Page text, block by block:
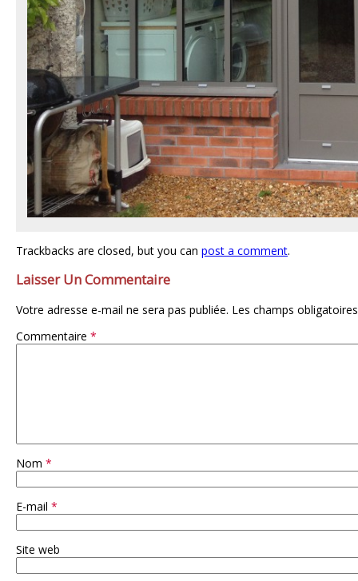
Trackbacks are closed, but you can post a comment.
Laisser Un Commentaire
Votre adresse e-mail ne sera pas publiée. Les champs
Commentaire *
Nom *
E-mail *
Site web